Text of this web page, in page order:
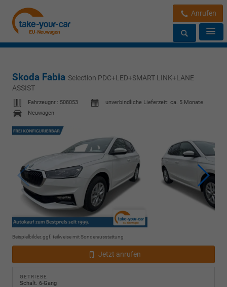
Anrufen
Skoda Fabia Selection PDC+LED+SMART LINK+LANE
ASSIST
Fahrzeugnr.: 508053
unverbindliche Lieferzeit: ca. 5 Monate
Neuwagen
Beispielbilder, ggf. teilweise mit Sonderausstattung
Jetzt anrufen
GETRIEBE
Schalt. 6-Gang